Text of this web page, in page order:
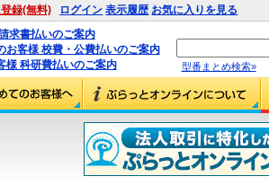
録(無料) ログイン 表示履歴 お気に入りを見る
求書払いのご案内
お客様 校費・公費払いのご案内
様 科研費払いのご案内
型番まとめ検索»